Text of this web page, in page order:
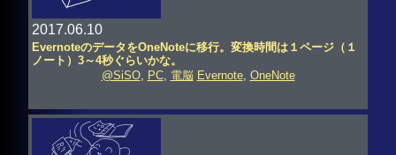
2017.06.10
EvernoteのデータをOneNoteに移行。変換時間は１ページ（１
ノート）3～4秒ぐらいかな。
@SiSO, PC, 電脳 Evernote, OneNote